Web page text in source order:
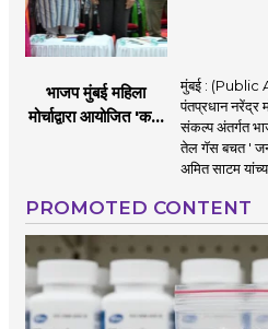
भाजप मुंबई महिला
मोर्चाद्वारा आयोजित 'कमी
मुंबई :
पंतप्रधान नरेंद्र
संकल्प अंतर्गत
तेल गॅस बचत '
अमित साटम